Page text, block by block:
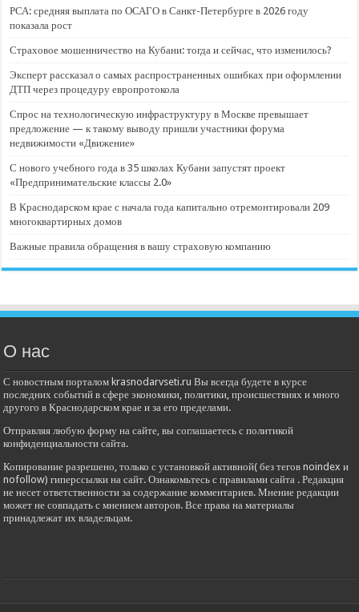
РСА: средняя выплата по ОСАГО в Санкт-Петербурге в 2026 году
показала рост
Страховое мошенничество на Кубани: тогда и сейчас, что изменилось?
Эксперт рассказал о самых распространенных ошибках при оформлении
ДТП через процедуру европротокола
Спрос на технологическую инфраструктуру в Москве превышает
предложение — к такому выводу пришли участники форума
недвижимости «Движение»
С нового учебного года в 35 школах Кубани запустят проект
«Предпринимательские классы 2.0»
В Краснодарском крае с начала года капитально отремонтировали 209
многоквартирных домов
Важные правила обращения в вашу страховую компанию
О нас
С новостным порталом krasnodarvseti.ru Вы всегда будете в курсе
последних событий в сфере экономики, политики, происшествиях и много
другого в Краснодарском крае и за его пределами.
Отправляя любую форму на сайте, вы соглашаетесь с политикой
конфиденциальности сайта.
Копирование разрешено, только с установкой активной( без тегов noindex и
nofollow) гиперссылки на сайт. Ознакомьтесь с правилами сайта . Редакция
не несет ответственности за содержание комментариев. Мнение редакции
может не совпадать с мнением авторов. Все права на материалы
принадлежат их владельцам.